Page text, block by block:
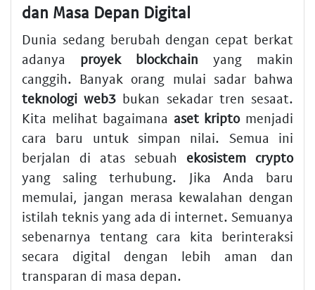
dan Masa Depan Digital
Dunia sedang berubah dengan cepat berkat
adanya proyek blockchain yang makin
canggih. Banyak orang mulai sadar bahwa
teknologi web3 bukan sekadar tren sesaat.
Kita melihat bagaimana aset kriptomenjadi
cara baru untuk simpan nilai. Semua ini
berjalan di atas sebuah ekosistem crypto
yang saling terhubung. Jika Anda baru
memulai, jangan merasa kewalahan dengan
istilah teknis yang ada di internet. Semuanya
sebenarnya tentang cara kita berinteraksi
secara digital dengan lebih aman dan
transparan di masa depan.